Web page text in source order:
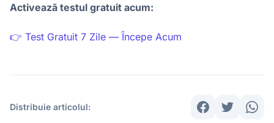
Activează testul gratuit acum:
👉 Test Gratuit 7 Zile — Începe Acum
Distribuie articolul: